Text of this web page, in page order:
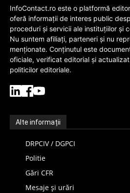
InfoContact.ro este o platformă
oferă informații de interes public
proceduri și servicii ale instituțiilor și
Nu suntem afiliați, parteneri și nu
menționate. Conținutul este
oficiale, verificat editorial și
politicilor editoriale.
Alte informații
DRPCIV / DGPCI
Politie
Gări CFR
Mesaje și urări